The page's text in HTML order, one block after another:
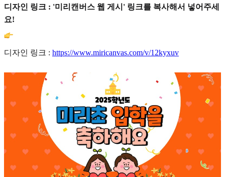
디자인 링크 : '미리캔버스 웹 게시' 링크를 복사해서 넣어주세
요!
디자인 링크 : https://www.miricanvas.com/v/12kyxuv